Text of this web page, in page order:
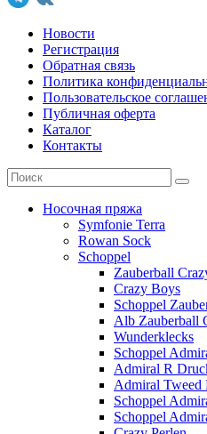
Новости
Регистрация
Обратная связь
Политика
Пользовательское
Публичная оферта
Каталог
Контакты
Носочная пряжа
Symfonie Terra
Rowan Sock
Schoppel
Zauberball
Crazy Boys
Schoppel
Alb Zauberball
Wunderklecks
Schoppel
Admiral R
Admiral Tweed
Schoppel
Schoppel